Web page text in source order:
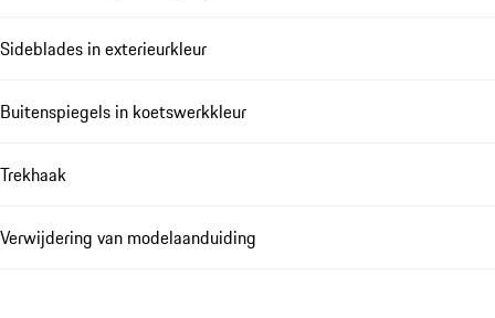
Sideblades in exterieurkleur
Buitenspiegels in koetswerkkleur
Trekhaak
Verwijdering van modelaanduiding